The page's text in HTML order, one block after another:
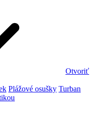
Otvoriť
Plážové osušky Turban